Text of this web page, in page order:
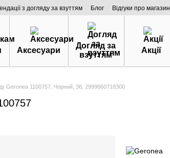
з догляду за взуттям Блог Відгуки про магазин
Аксесуари
Догляд за
взуттям
Акції
Geronea 1100757, Чорний, 36, 2999860718300